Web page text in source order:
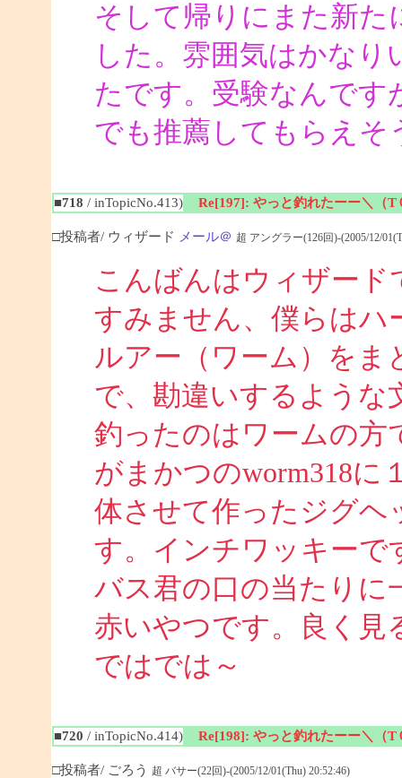
そして帰りにまた新た
した。雰囲気はかな
たです。受験なんです
でも推薦してもらえそ
■718 / inTopicNo.413) Re[197]: やっと釣れたーー＼（T
□投稿者/ ウィザード メール＠ 超 アングラー(126回)-(2005/12/
こんばんはウィザード
すみません、僕らはハ
ルアー（ワーム）をま
で、勘違いするような
釣ったのはワームの方
がまかつのworm318に
体させて作ったジグヘ
す。インチワッキーで
バス君の口の当たりに
赤いやつです。良く見
ではでは～
■720 / inTopicNo.414) Re[198]: やっと釣れたーー＼（T
□投稿者/ ごろう 超 バサー(22回)-(2005/12/01(Thu) 20:52:46)